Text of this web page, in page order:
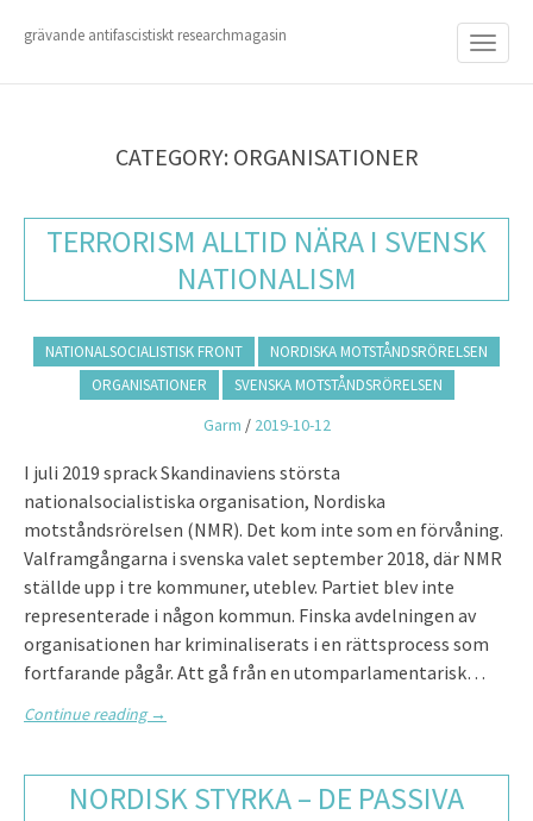
I
grävande antifascistiskt researchmagasin
CATEGORY: ORGANISATIONER
TERRORISM ALLTID NÄRA I SVENSK
NATIONALISM
NATIONALSOCIALISTISK FRONT
NORDISKA MOTSTÅNDSRÖRELSEN
ORGANISATIONER
SVENSKA MOTSTÅNDSRÖRELSEN
Garm / 2019-10-12
I juli 2019 sprack Skandinaviens största
nationalsocialistiska organisation, Nordiska
motståndsrörelsen (NMR). Det kom inte som en förvåning.
Valframgångarna i svenska valet september 2018, där NMR
ställde upp i tre kommuner, uteblev. Partiet blev inte
representerade i någon kommun. Finska avdelningen av
organisationen har kriminaliserats i en rättsprocess som
fortfarande pågår. Att gå från en utomparlamentarisk…
Continue reading →
NORDISK STYRKA – DE PASSIVA